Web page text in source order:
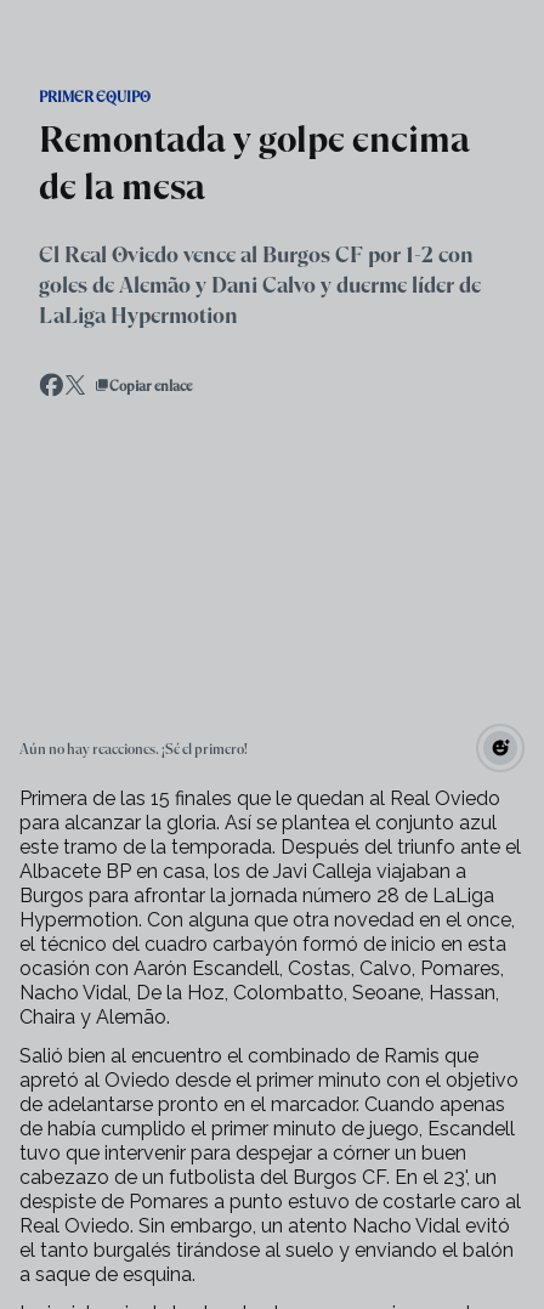
PRIMER EQUIPO
Remontada y golpe encima
de la mesa
El Real Oviedo vence al Burgos CF por 1-2 con
goles de Alemão y Dani Calvo y duerme líder de
LaLiga Hypermotion
Copiar enlace
Aún no hay reacciones. ¡Sé el primero!
Primera de las 15 finales que le quedan al Real Oviedo
para alcanzar la gloria. Así se plantea el conjunto azul
este tramo de la temporada. Después del triunfo ante el
Albacete BP en casa, los de Javi Calleja viajaban a
Burgos para afrontar la jornada número 28 de LaLiga
Hypermotion. Con alguna que otra novedad en el once,
el técnico del cuadro carbayón formó de inicio en esta
ocasión con Aarón Escandell, Costas, Calvo, Pomares,
Nacho Vidal, De la Hoz, Colombatto, Seoane, Hassan,
Chaira y Alemão.
Salió bien al encuentro el combinado de Ramis que
apretó al Oviedo desde el primer minuto con el objetivo
de adelantarse pronto en el marcador. Cuando apenas
de había cumplido el primer minuto de juego, Escandell
tuvo que intervenir para despejar a córner un buen
cabezazo de un futbolista del Burgos CF. En el 23', un
despiste de Pomares a punto estuvo de costarle caro al
Real Oviedo. Sin embargo, un atento Nacho Vidal evitó
el tanto burgalés tirándose al suelo y enviando el balón
a saque de esquina.